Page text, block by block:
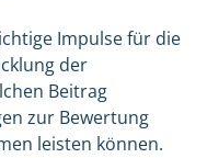
Impulse für die
der
Beitrag
zur Bewertung
leisten können.